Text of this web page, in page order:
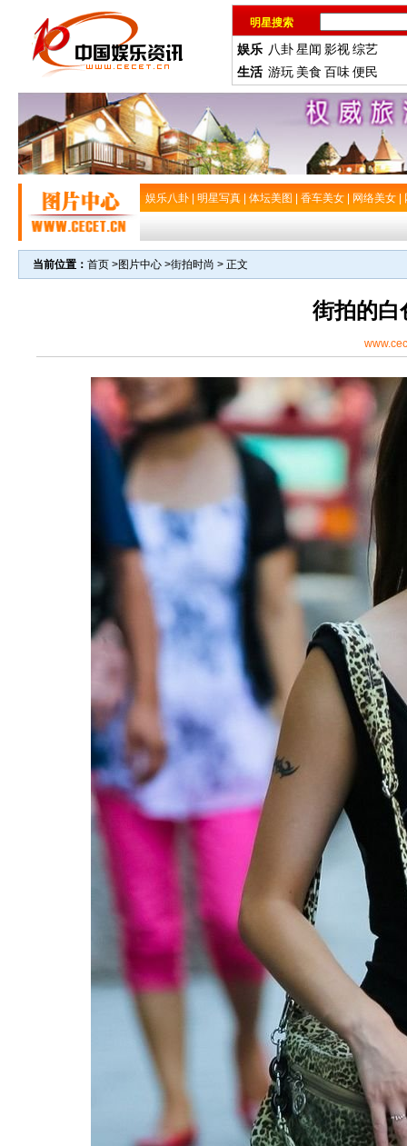
明星搜索
娱乐 八卦星闻 影视综艺
生活 游玩 美食 百味便民
娱乐八卦 明星写真 体坛美图 香车美女 网络美女
当前位置： 首页 >图片中心 >街拍时尚 > 正文
街拍的白